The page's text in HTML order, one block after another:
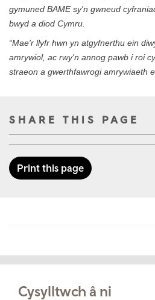
gymuned BAME sy'n gwneud
bwyd a diod Cymru.
“Mae'r llyfr hwn yn atgyfnerthu ein
amrywiol, ac rwy'n annog pawb i roi
straeon a gwerthfawrogi amrywiaeth
SHARE THIS PAGE
Print this page
Cysylltwch â ni